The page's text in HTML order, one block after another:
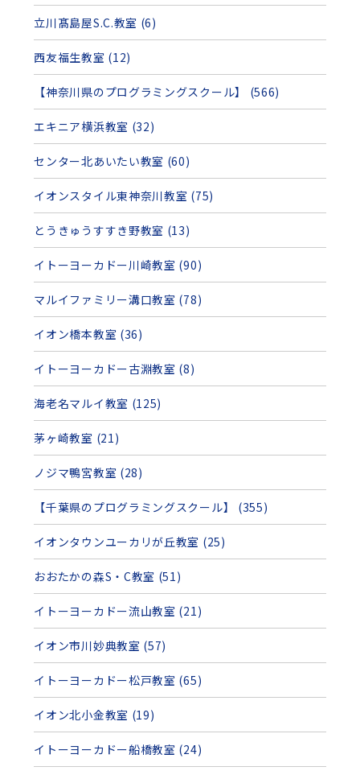
立川髙島屋S.C.教室 (6)
西友福生教室 (12)
【神奈川県のプログラミングスクール】 (566)
エキニア横浜教室 (32)
センター北あいたい教室 (60)
イオンスタイル東神奈川教室 (75)
とうきゅうすすき野教室 (13)
イトーヨーカドー川崎教室 (90)
マルイファミリー溝口教室 (78)
イオン橋本教室 (36)
イトーヨーカドー古淵教室 (8)
海老名マルイ教室 (125)
茅ヶ崎教室 (21)
ノジマ鴨宮教室 (28)
【千葉県のプログラミングスクール】 (355)
イオンタウンユーカリが丘教室 (25)
おおたかの森S・C教室 (51)
イトーヨーカドー流山教室 (21)
イオン市川妙典教室 (57)
イトーヨーカドー松戸教室 (65)
イオン北小金教室 (19)
イトーヨーカドー船橋教室 (24)